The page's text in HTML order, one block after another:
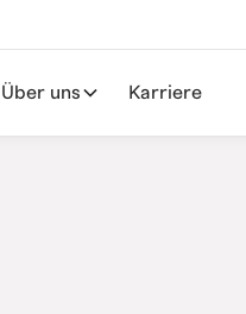
Über uns Karriere